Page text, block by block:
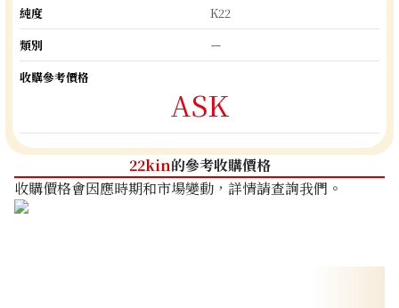
純度
K22
類別
ー
收購參考價格
ASK
22kin的參考收購價格
收購價格會因應時期和市場變動，詳情請查詢我們。